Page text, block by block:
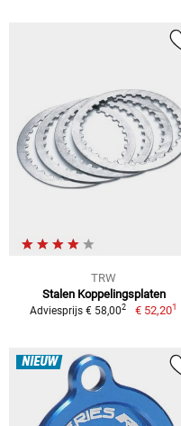
TRW
Stalen Koppelingsplaten
Adviesprijs € 58,002 € 52,201
NIEUW